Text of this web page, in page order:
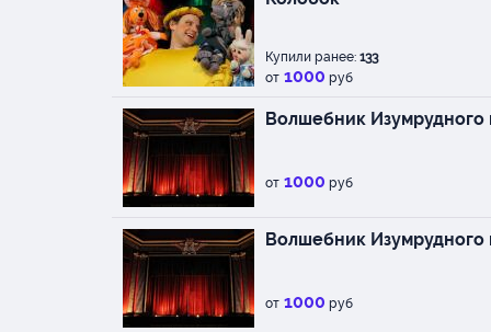
Купили ранее: 133
от 1000 руб
Волшебник Изумрудного
от 1000 руб
Волшебник Изумрудного
от 1000 руб